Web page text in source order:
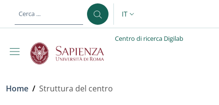
al contenuto principale
SELETTORE LINGUA:
IT
Centro di ricerca Digilab
Briciole di pane
Home / Struttura del centro